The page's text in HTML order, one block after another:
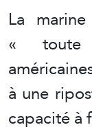
La
« toute
à une
capacité à